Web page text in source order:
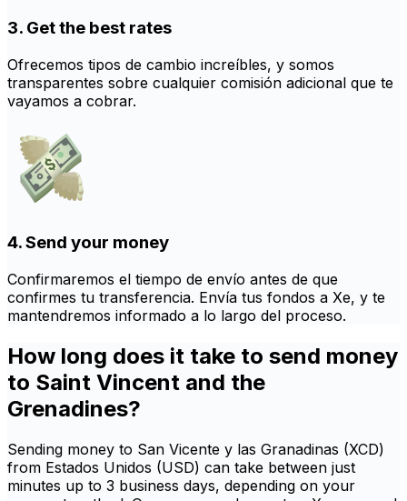
3. Get the best rates
Ofrecemos tipos de cambio increíbles, y somos
transparentes sobre cualquier comisión adicional que te
vayamos a cobrar.
4. Send your money
Confirmaremos el tiempo de envío antes de que
confirmes tu transferencia. Envía tus fondos a Xe, y te
mantendremos informado a lo largo del proceso.
How long does it take to send money
to Saint Vincent and the
Grenadines?
Sending money to San Vicente y las Granadinas (XCD)
from Estados Unidos (USD) can take between just
minutes up to 3 business days, depending on your